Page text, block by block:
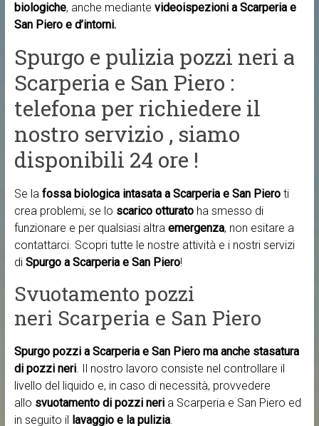
biologiche, anche mediante videoispezioni a Scarperia e
San Piero e d’intorni.
Spurgo e pulizia pozzi neri a
Scarperia e San Piero :
telefona per richiedere il
nostro servizio , siamo
disponibili 24 ore !
Se la fossa biologica intasata a Scarperia e San Pieroti
crea problemi, se lo scarico otturatoha smesso di
funzionare e per qualsiasi altra emergenza, non esitare a
contattarci. Scopri tutte le nostre attività e i nostri servizi
di Spurgo a Scarperia e San Piero!
Svuotamento pozzi
neri Scarperia e San Piero
Spurgo pozzi a Scarperia e San Piero ma anche stasatura
di pozzi neri. Il nostro lavoro consiste nel controllare il
livello del liquido e, in caso di necessità, provvedere
allo svuotamento di pozzi neria Scarperia e San Piero ed
in seguito il lavaggio e la pulizia.